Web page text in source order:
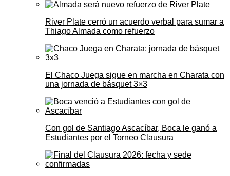
River Plate cerró un acuerdo verbal para sumar a
Thiago Almada como refuerzo
El Chaco Juega sigue en marcha en Charata con
una jornada de básquet 3×3
Con gol de Santiago Ascacíbar, Boca le ganó a
Estudiantes por el Torneo Clausura